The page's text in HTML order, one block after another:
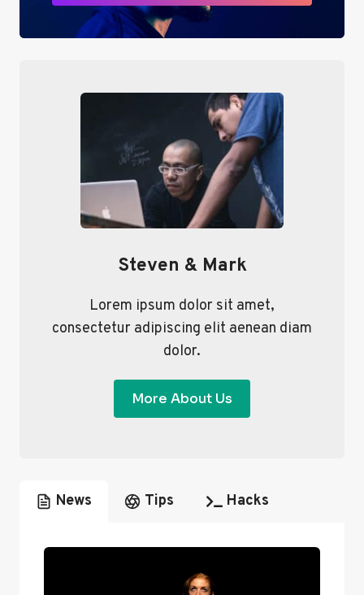
Steven & Mark
Lorem ipsum dolor sit amet,
consectetur adipiscing elit aenean diam
dolor.
More About Us
News Tips Hacks